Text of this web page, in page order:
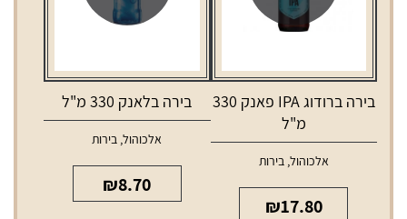
בירה ברודוג IPA פאנק 330
מ"ל
אלכוהול,בירות
₪17.80
בירה בלאנק 330 מ"ל
אלכוהול, בירות
₪8.70